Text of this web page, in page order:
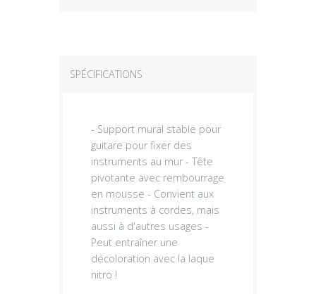
SPÉCIFICATIONS
- Support mural stable pour
guitare pour fixer des
instruments au mur - Tête
pivotante avec rembourrage
en mousse - Convient aux
instruments à cordes, mais
aussi à d'autres usages -
Peut entraîner une
décoloration avec la laque
nitro !